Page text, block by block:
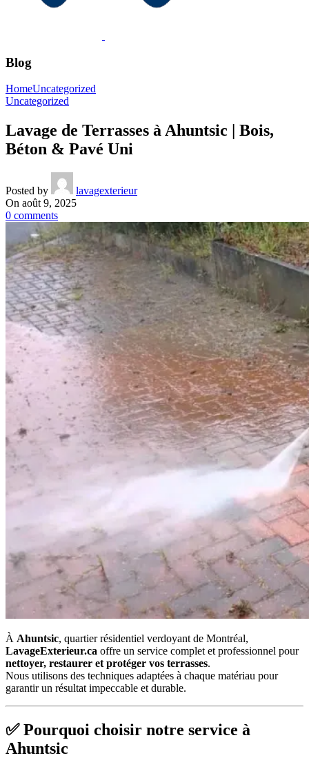
Blog
HomeUncategorized
Uncategorized
Lavage de Terrasses à Ahuntsic | Bois,
Béton & Pavé Uni
Posted by
lavagexterieur
On août 9, 2025
0 comments
À Ahuntsic, quartier résidentiel verdoyant de Montréal,
LavageExterieur.ca offre un service complet et professionnel pour
nettoyer, restaurer et protéger vos terrasses.
Nous utilisons des techniques adaptées à chaque matériau pour
garantir un résultat impeccable et durable.
✅ Pourquoi choisir notre service à
Ahuntsic